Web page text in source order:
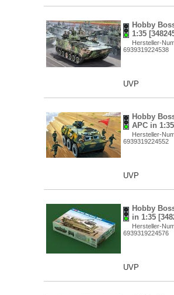
Hobby
1:35
Hersteller-
6939319224538
UVP
Hobby
APC in
Hersteller-
6939319224552
UVP
Hobby
in 1:35
Hersteller-
6939319224576
UVP